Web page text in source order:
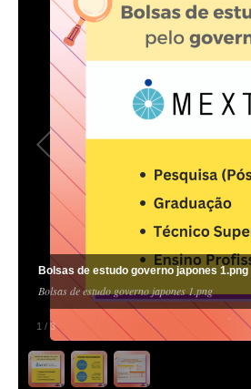
1 / 3
Bolsas de estudo governo japones 1.png
Bolsas de estudo governo japones 1.png